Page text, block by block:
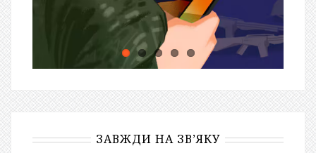
ЗАВЖДИ НА ЗВ’ЯКУ